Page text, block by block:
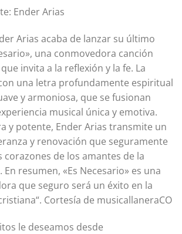
Ender Arias
Arias acaba de lanzar su último
una conmovedora canción
invita a la reflexión y la fe. La
una letra profundamente espiritual
y armoniosa, que se fusionan
musical única y emotiva.
y potente, Ender Arias transmite un
y renovación que seguramente
corazones de los amantes de la
resumen, «Es Necesario» es una
que seguro será un éxito en la
Cortesía de musicallaneraCO
le deseamos desde